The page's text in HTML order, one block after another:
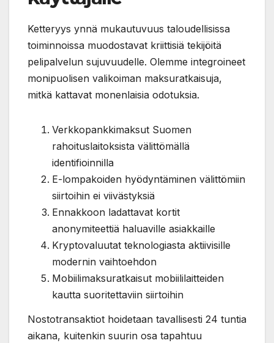
Ketteryys ynnä mukautuvuus taloudellisissa
toiminnoissa muodostavat kriittisiä tekijöitä
pelipalvelun sujuvuudelle. Olemme integroineet
monipuolisen valikoiman maksuratkaisuja,
mitkä kattavat monenlaisia odotuksia.
Verkkopankkimaksut Suomen
rahoituslaitoksista välittömällä
identifioinnilla
E-lompakoiden hyödyntäminen välittömiin
siirtoihin ei viivästyksiä
Ennakkoon ladattavat kortit
anonymiteettiä haluaville asiakkaille
Kryptovaluutat teknologiasta aktiivisille
modernin vaihtoehdon
Mobiilimaksuratkaisut mobiililaitteiden
kautta suoritettaviin siirtoihin
Nostotransaktiot hoidetaan tavallisesti 24 tuntia
aikana, kuitenkin suurin osa tapahtuu